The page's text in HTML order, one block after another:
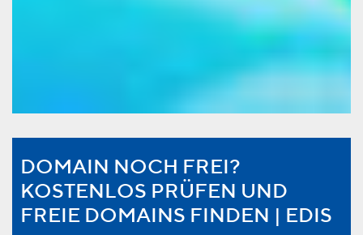
DOMAIN NOCH FREI?
KOSTENLOS PRÜFEN UND
FREIE DOMAINS FINDEN | EDIS